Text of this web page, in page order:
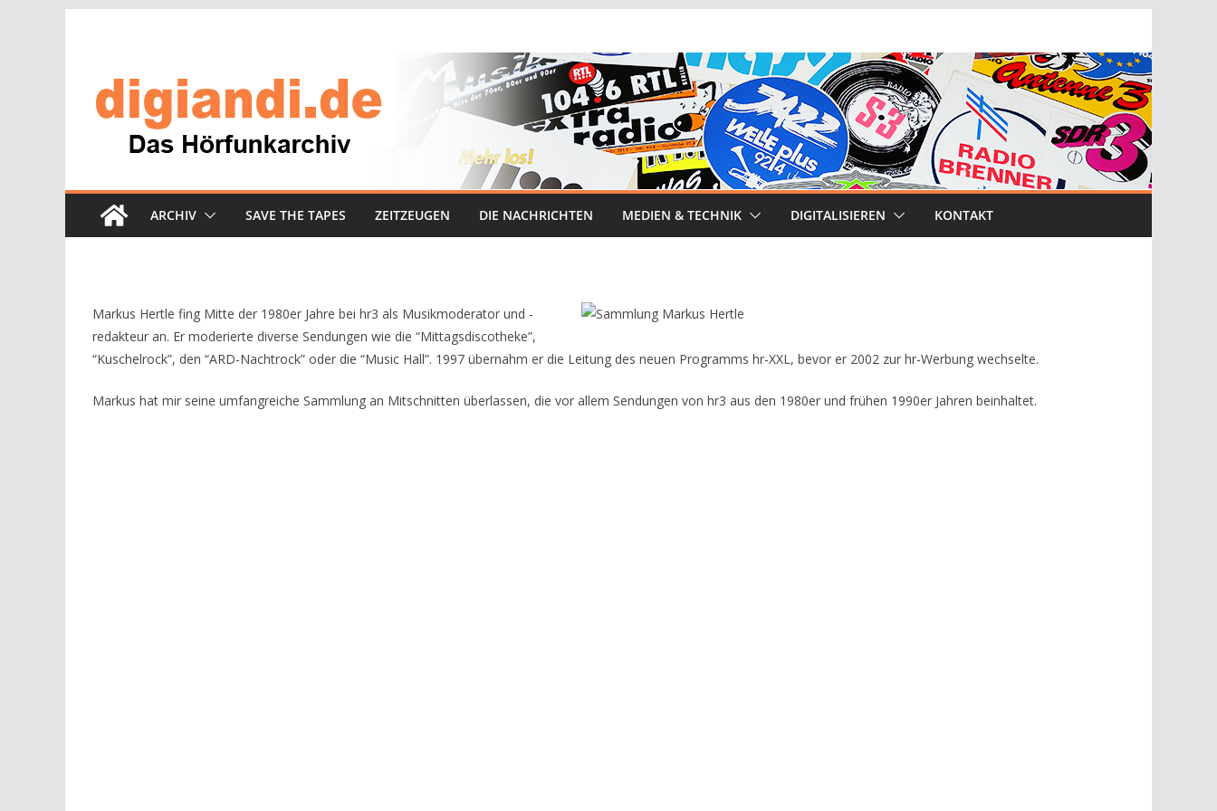
ARCHIV SAVE THE TAPES ZEITZEUGEN DIE NACHRICHTEN MEDIEN & TECHNIK DIGITALISIEREN KONTAKT
Markus Hertle fing Mitte der 1980er Jahre bei hr3 als Musikmoderator und -
redakteur an. Er moderierte diverse Sendungen wie die “Mittagsdiscotheke”,
“Kuschelrock”, den “ARD-Nachtrock” oder die “Music Hall”. 1997 übernahm er die Leitung des neuen Programms hr-XXL, bevor er 2002 zur hr-Werbung wechselte.
Markus hat mir seine umfangreiche Sammlung an Mitschnitten überlassen, die vor allem Sendungen von hr3 aus den 1980er und frühen 1990er Jahren beinhaltet.